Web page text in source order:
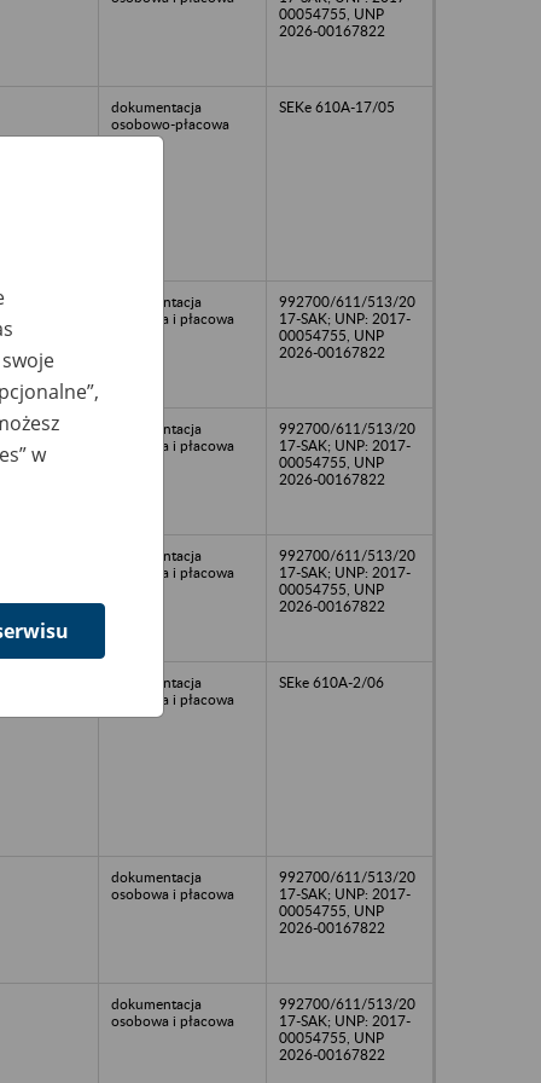
00054755, UNP
2026-00167822
dokumentacja
osobowo-płacowa
SEKe 610A-17/05
dokumentacja
osobowa i płacowa
992700/611/513/20
17-SAK; UNP: 2017-
00054755, UNP
2026-00167822
dokumentacja
osobowa i płacowa
992700/611/513/20
17-SAK; UNP: 2017-
00054755, UNP
2026-00167822
dokumentacja
osobowa i płacowa
992700/611/513/20
17-SAK; UNP: 2017-
00054755, UNP
2026-00167822
dokumentacja
osobowa i płacowa
SEke 610A-2/06
dokumentacja
osobowa i płacowa
992700/611/513/20
17-SAK; UNP: 2017-
00054755, UNP
2026-00167822
dokumentacja
osobowa i płacowa
992700/611/513/20
17-SAK; UNP: 2017-
00054755, UNP
2026-00167822
w